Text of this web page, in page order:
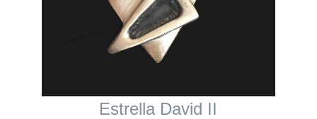
Estrella David II